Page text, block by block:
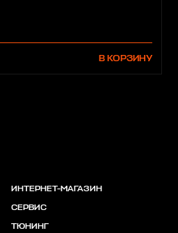
В КОРЗИНУ
ИНТЕРНЕТ-МАГАЗИН
СЕРВИС
ТЮНИНГ